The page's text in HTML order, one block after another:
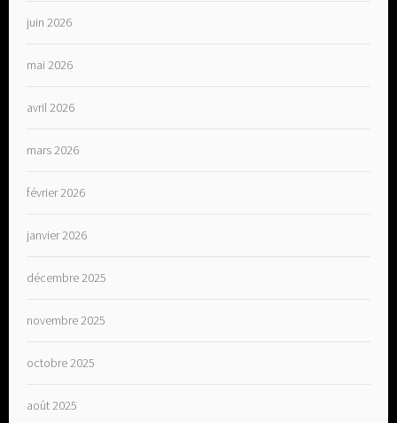
juin 2026
mai 2026
avril 2026
mars 2026
février 2026
janvier 2026
décembre 2025
novembre 2025
octobre 2025
août 2025